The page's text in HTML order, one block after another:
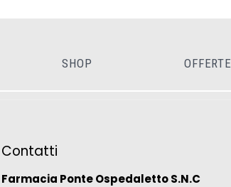
SHOP OFFERTE
Contatti
Farmacia Ponte Ospedaletto S.N.C